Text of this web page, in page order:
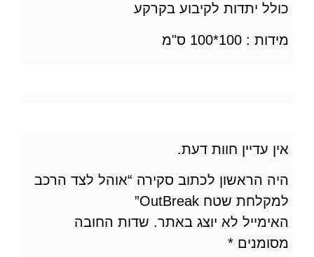
כולל יתדות לקיבוע בקרקע
מידות : 100*100 ס"מ
אין עדיין חוות דעת.
היה הראשון לכתוב סקירה “אוהל לצד הרכב
למקלחת שטח OutBreak”
האימייל לא יוצג באתר. שדות החובה
מסומנים *